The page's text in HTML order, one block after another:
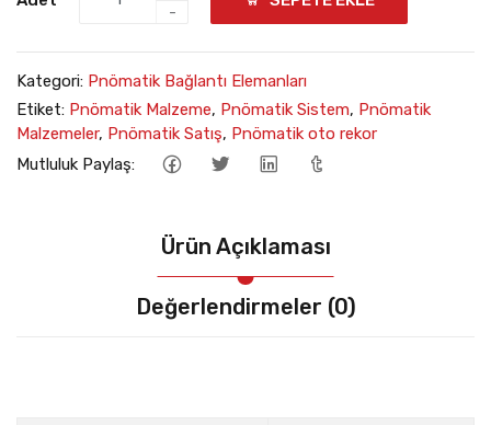
-
Kategori: Pnömatik Bağlantı Elemanları
Etiket: Pnömatik Malzeme, Pnömatik Sistem, Pnömatik
Malzemeler, Pnömatik Satış, Pnömatik oto rekor
Mutluluk Paylaş:
Ürün Açıklaması
Değerlendirmeler (0)